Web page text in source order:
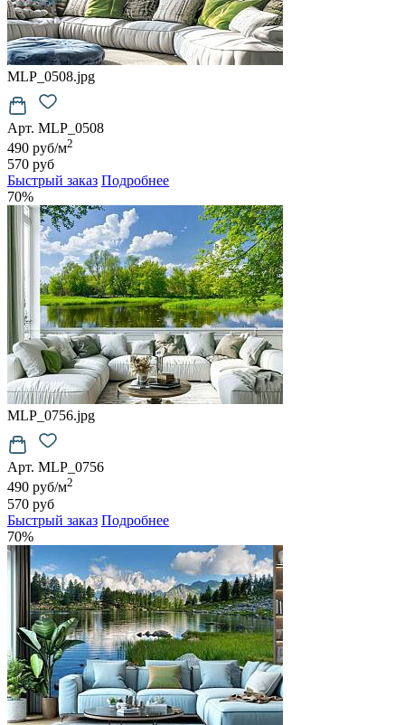
MLP_0508.jpg
Арт. MLP_0508
490 руб/м2
570 руб
Быстрый заказ Подробнее
70%
MLP_0756.jpg
Арт. MLP_0756
490 руб/м2
570 руб
Быстрый заказ Подробнее
70%